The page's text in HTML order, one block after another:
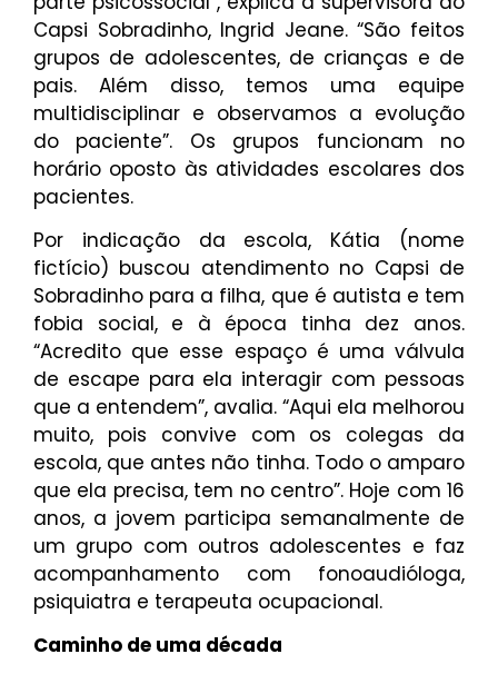
Capsi Sobradinho, Ingrid Jeane. “São feitos
grupos de adolescentes, de crianças e de
pais. Além disso, temos uma equipe
multidisciplinar e observamos a evolução
do paciente”. Os grupos funcionam no
horário oposto às atividades escolares dos
pacientes.
Por indicação da escola, Kátia (nome
fictício) buscou atendimento no Capsi de
Sobradinho para a filha, que é autista e tem
fobia social, e à época tinha dez anos.
“Acredito que esse espaço é uma válvula
de escape para ela interagir com pessoas
que a entendem”, avalia. “Aqui ela melhorou
muito, pois convive com os colegas da
escola, que antes não tinha. Todo o amparo
que ela precisa, tem no centro”. Hoje com 16
anos, a jovem participa semanalmente de
um grupo com outros adolescentes e faz
acompanhamento com fonoaudióloga,
psiquiatra e terapeuta ocupacional.
Caminho de uma década